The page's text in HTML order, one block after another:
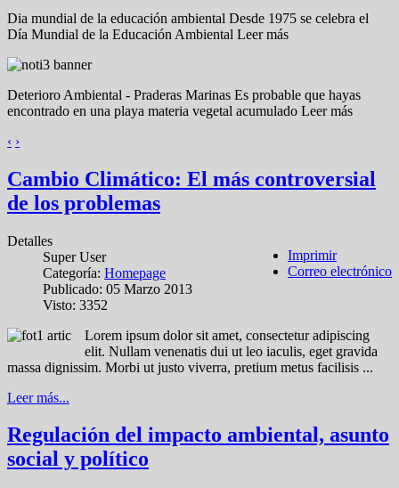
Dia mundial de la educación ambiental Desde 1975 se celebra el
Día Mundial de la Educación Ambiental Leer más
Deterioro Ambiental - Praderas Marinas Es probable que hayas
encontrado en una playa materia vegetal acumulado Leer más
‹ ›
Cambio Climático: El más controversial
de los problemas
Imprimir
Correo electrónico
Detalles
Super User
Categoría: Homepage
Publicado: 05 Marzo 2013
Visto: 3352
Lorem ipsum dolor sit amet, consectetur adipiscing
elit. Nullam venenatis dui ut leo iaculis, eget gravida
massa dignissim. Morbi ut justo viverra, pretium metus facilisis ...
Leer más...
Regulación del impacto ambiental, asunto
social y político